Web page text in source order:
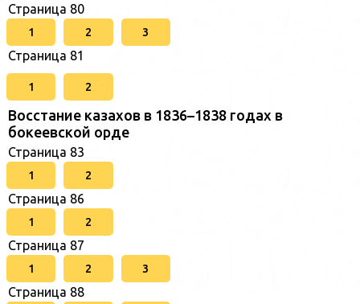
Страница 80
1 2 3
Страница 81
1 2
Восстание казахов в 1836–1838 годах в
бокеевской орде
Страница 83
1 2
Страница 86
1 2
Страница 87
1 2 3
Страница 88